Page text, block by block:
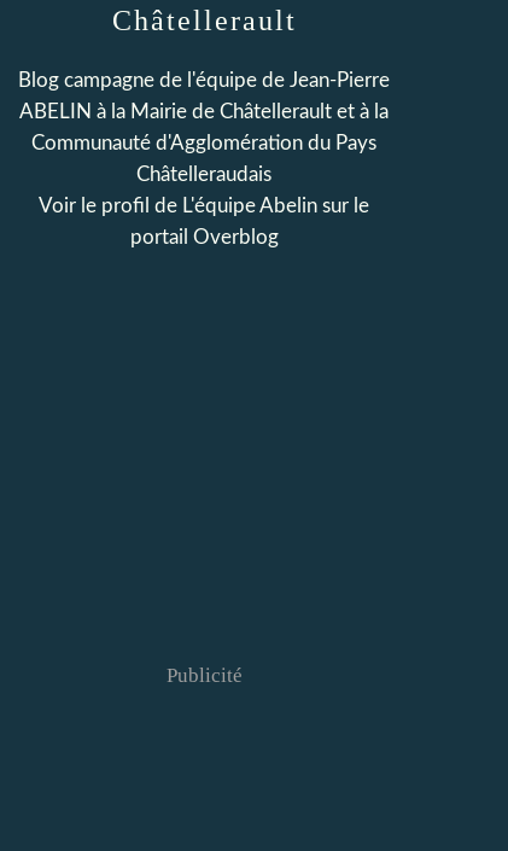
Châtellerault
Blog campagne de l'équipe de Jean-Pierre
ABELIN à la Mairie de Châtellerault et à la
Communauté d'Agglomération du Pays
Châtelleraudais
Voir le profil de L'équipe Abelin sur le
portail Overblog
Publicité